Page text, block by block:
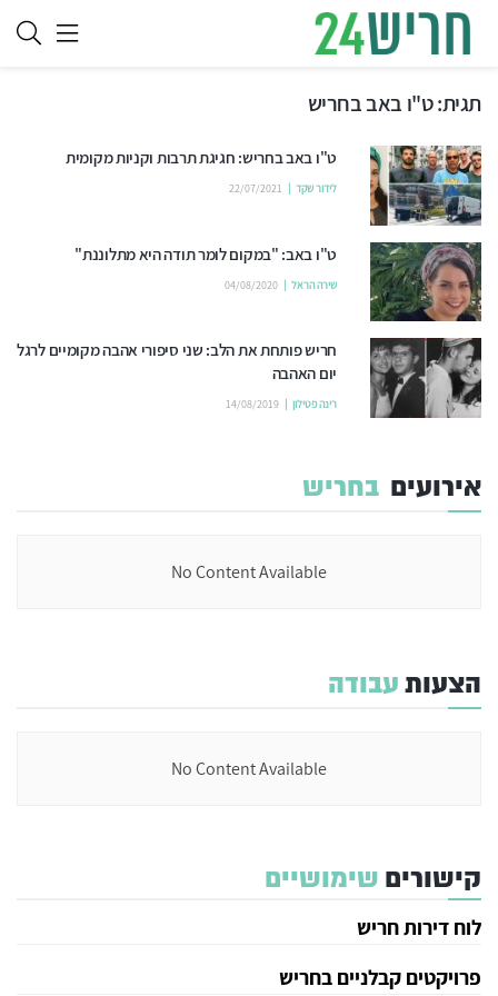
תגית:ט"ו באב בחריש
ט"ו באב בחריש: חגיגת תרבות וקניות מקומית
לידור שקד 22/07/2021
ט"ו באב: "במקום לומר תודה היא מתלוננת"
שירה הראל 04/08/2020
חריש פותחת את הלב: שני סיפורי אהבה מקומיים לרגל
יום האהבה
רינה פטילון 14/08/2019
אירועים בחריש
No Content Available
הצעותעבודה
No Content Available
קישורים שימושיים
לוח דירות חריש
פרויקטים קבלניים בחריש